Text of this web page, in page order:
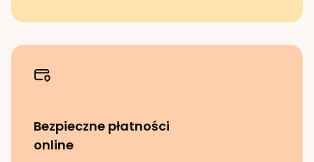
Bezpieczne płatności
online